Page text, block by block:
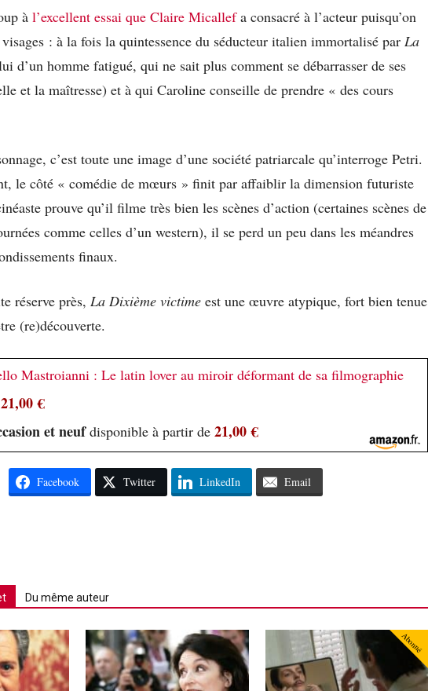
à l’excellent essai que Claire Micallefa consacré à l’acteur puisqu’on
: à la fois la quintessence du séducteur italien immortalisé par La
d’un homme fatigué, qui ne sait plus comment se débarrasser de ses
et la maîtresse) et à qui Caroline conseille de prendre « des cours
c’est toute une image d’une société patriarcale qu’interroge Petri.
le côté « comédie de mœurs » finit par affaiblir la dimension futuriste
prouve qu’il filme très bien les scènes d’action (certaines scènes de
comme celles d’un western), il se perd un peu dans les méandres
finaux.
réserve près, La Dixième victime est une œuvre atypique, fort bien tenue
(re)découverte.
Mastroianni : Le latin lover au miroir déformant de sa filmographie
21,00 €
et neufdisponible à partir de 21,00 €
Facebook Twitter LinkedIn Email
Du même auteur
Abonné